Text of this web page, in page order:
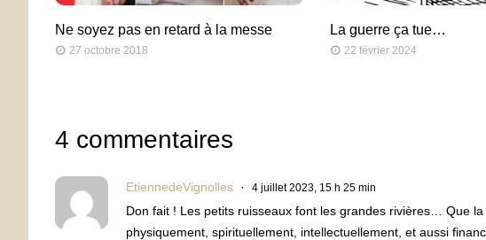
Ne soyez pas en retard à la messe
27 octobre 2018
La guerre ça tue…
22 février 2024
4 commentaires
EtiennedeVignolles 4 juillet 2023, 15 h 25 min
Don fait ! Les petits ruisseaux font les grandes rivières… Que
physiquement, spirituellement, intellectuellement, et aussi